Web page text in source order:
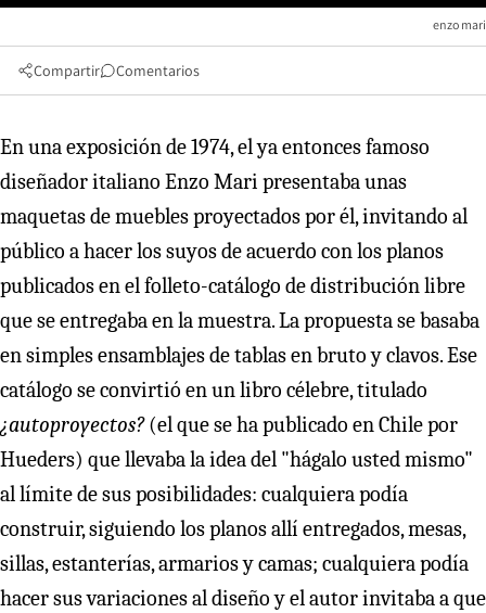
enzo mari
Compartir Comentarios
En una exposición de 1974, el ya entonces famoso
diseñador italiano Enzo Mari presentaba unas
maquetas de muebles proyectados por él, invitando al
público a hacer los suyos de acuerdo con los planos
publicados en el folleto-catálogo de distribución libre
que se entregaba en la muestra. La propuesta se basaba
en simples ensamblajes de tablas en bruto y clavos. Ese
catálogo se convirtió en un libro célebre, titulado
¿autoproyectos?(el que se ha publicado en Chile por
Hueders) que llevaba la idea del "hágalo usted mismo"
al límite de sus posibilidades: cualquiera podía
construir, siguiendo los planos allí entregados, mesas,
sillas, estanterías, armarios y camas; cualquiera podía
hacer sus variaciones al diseño y el autor invitaba a que